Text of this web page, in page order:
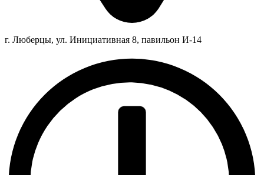
г. Люберцы, ул. Инициативная 8, павильон И-14